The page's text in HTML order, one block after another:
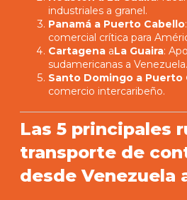
industriales a granel.
Panamá a Puerto Cabello
comercial crítica para
Cartagena aLa Guaira:
sudamericanas a Venezuela.
Santo Domingo a Puerto
comercio intercaribeño.
Las 5 principales
transporte de
desde Venezuela